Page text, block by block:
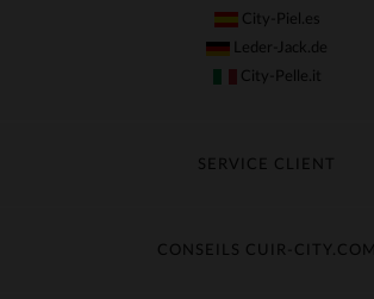
City-Piel.es
Leder-Jack.de
City-Pelle.it
SERVICE CLIENT
Échange & Remboursement
CONSEILS CUIR-CITY.COM